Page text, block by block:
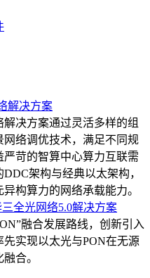
解决方案
决方案通过灵活多样的组
网络调优技术，满足不同规
严苛的智算中心算力互联需
架构与经典以太架构，
构算力的网络承载能力。
全光网络5.0解决方案
融合发展路线，创新引入
先实现以太光与PON在无源
合。